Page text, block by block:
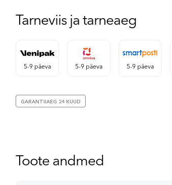
Tarneviis ja tarneaeg
5-9 päeva 5-9 päeva 5-9 päeva
GARANTIIAEG 24 KUUD
Toote andmed